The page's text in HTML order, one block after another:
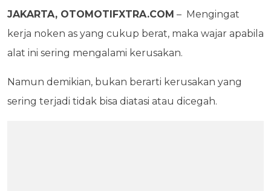
JAKARTA, OTOMOTIFXTRA.COM – Mengingat
kerja noken as yang cukup berat, maka wajar apabila
alat ini sering mengalami kerusakan.
Namun demikian, bukan berarti kerusakan yang
sering terjadi tidak bisa diatasi atau dicegah.